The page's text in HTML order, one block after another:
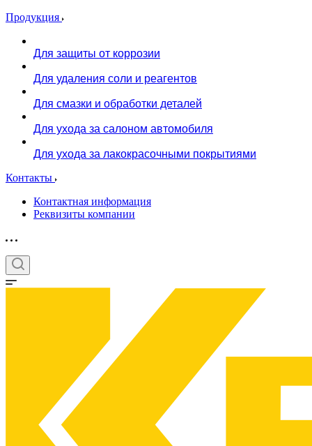
Продукция
Для защиты от коррозии
Для удаления соли и реагентов
Для смазки и обработки деталей
Для ухода за салоном автомобиля
Для ухода за лакокрасочными покрытиями
Контакты
Контактная информация
Реквизиты компании